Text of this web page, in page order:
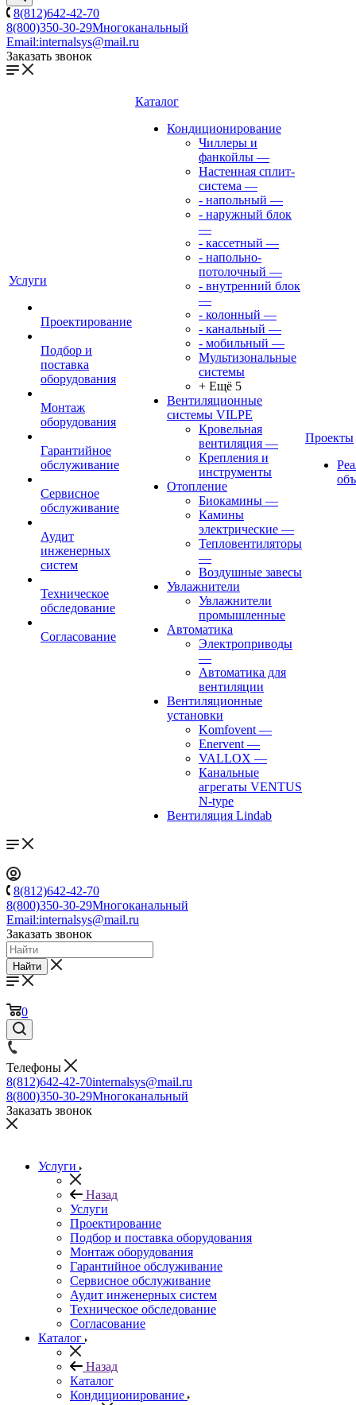
8(812)642-42-70
8(800)350-30-29Многоканальный
Email:internalsys@mail.ru
Заказать звонок
Услуги
Проектирование
Подбор и
поставка
оборудования
Монтаж
оборудования
Гарантийное
обслуживание
Сервисное
обслуживание
Аудит
инженерных
систем
Техническое
обследование
Согласование
Каталог
Кондиционирование
Чиллеры и
фанкойлы —
Настенная сплит-
система —
- напольный —
- наружный блок
—
- кассетный —
- напольно-
потолочный —
- внутренний блок
—
- колонный —
- канальный —
- мобильный —
Мультизональные
системы
+ Ещё 5
Вентиляционные
системы VILPE
Кровельная
вентиляция —
Крепления и
инструменты
Отопление
Биокамины —
Камины
электрические —
Тепловентиляторы
—
Воздушные завесы
Увлажнители
Увлажнители
промышленные
Автоматика
Электроприводы
—
Автоматика для
вентиляции
Вентиляционные
установки
Komfovent —
Enervent —
VALLOX —
Канальные
агрегаты VENTUS
N-type
Вентиляция Lindab
Проекты
8(812)642-42-70
8(800)350-30-29Многоканальный
Email:internalsys@mail.ru
Заказать звонок
Найти
0
Телефоны
8(812)642-42-70internalsys@mail.ru
8(800)350-30-29Многоканальный
Заказать звонок
Услуги
Назад
Услуги
Проектирование
Подбор и поставка оборудования
Монтаж оборудования
Гарантийное обслуживание
Сервисное обслуживание
Аудит инженерных систем
Техническое обследование
Согласование
Каталог
Назад
Каталог
Кондиционирование